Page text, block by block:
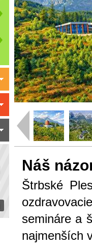
Náš
Štrbské
semináre a
najmenších